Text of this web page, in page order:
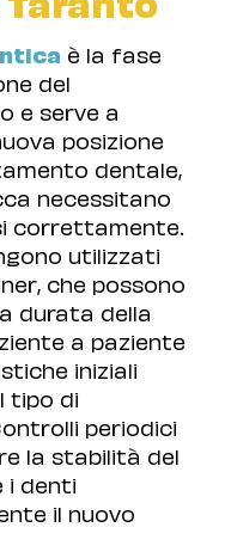
è la fase
del
e serve a
posizione
dentale,
necessitano
correttamente.
utilizzati
che possono
durata della
a paziente
iniziali
tipo di
periodici
la stabilità del
i denti
il nuovo